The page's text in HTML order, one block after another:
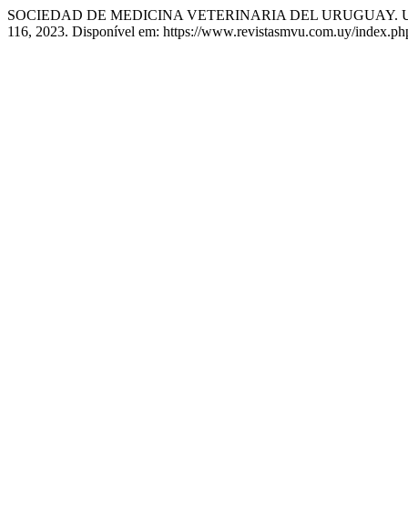
SOCIEDAD DE MEDICINA VETERINARIA DEL URUGUAY.
116, 2023. Disponível em: https://www.revistasmvu.com.uy/